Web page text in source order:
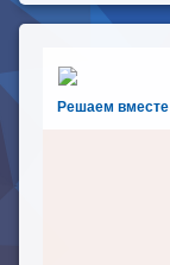
Решаем вместе